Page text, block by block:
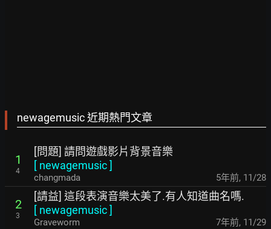
newagemusic 近期熱門文章
1
4
[問題] 請問遊戲影片背景音樂
[ newagemusic]
changmada 5年前, 11/28
2
3
[請益] 這段表演音樂太美了.有人知道曲名嗎.
[ newagemusic]
Graveworm 7年前, 11/29